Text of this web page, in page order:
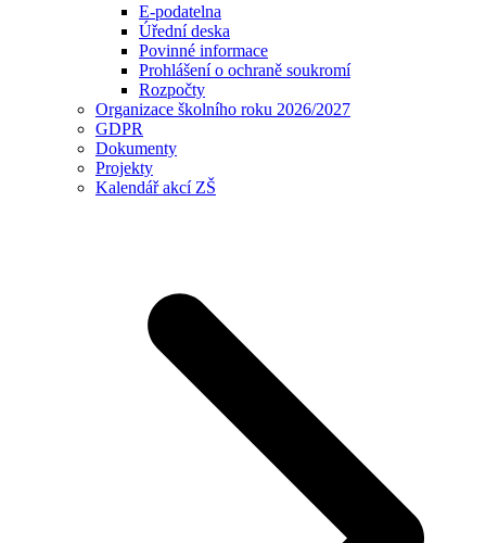
E-podatelna
Úřední deska
Povinné informace
Prohlášení o ochraně soukromí
Rozpočty
Organizace školního roku 2026/2027
GDPR
Dokumenty
Projekty
Kalendář akcí ZŠ